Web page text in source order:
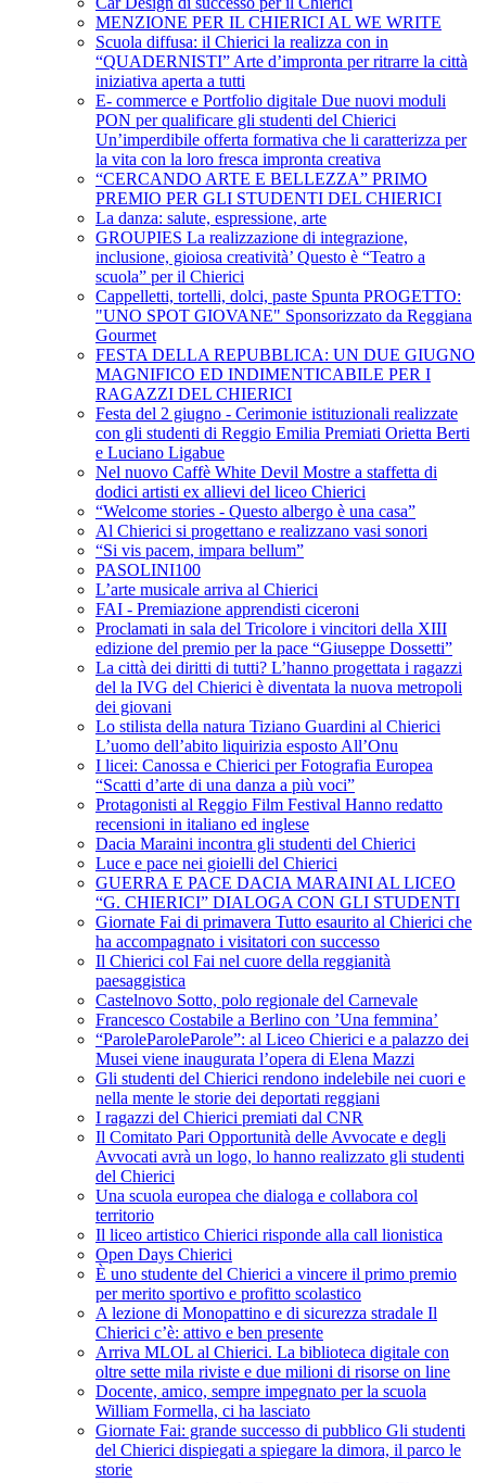
MENZIONE PER IL CHIERICI AL WE WRITE
Scuola diffusa: il Chierici la realizza con in
“QUADERNISTI” Arte d’impronta per ritrarre la città
iniziativa aperta a tutti
E- commerce e Portfolio digitale Due nuovi moduli
PON per qualificare gli studenti del Chierici
Un’imperdibile offerta formativa che li caratterizza per
la vita con la loro fresca impronta creativa
“CERCANDO ARTE E BELLEZZA” PRIMO
PREMIO PER GLI STUDENTI DEL CHIERICI
La danza: salute, espressione, arte
GROUPIES La realizzazione di integrazione,
inclusione, gioiosa creatività’ Questo è “Teatro a
scuola” per il Chierici
Cappelletti, tortelli, dolci, paste Spunta PROGETTO:
"UNO SPOT GIOVANE" Sponsorizzato da Reggiana
Gourmet
FESTA DELLA REPUBBLICA: UN DUE GIUGNO
MAGNIFICO ED INDIMENTICABILE PER I
RAGAZZI DEL CHIERICI
Festa del 2 giugno - Cerimonie istituzionali realizzate
con gli studenti di Reggio Emilia Premiati Orietta Berti
e Luciano Ligabue
Nel nuovo Caffè White Devil Mostre a staffetta di
dodici artisti ex allievi del liceo Chierici
“Welcome stories - Questo albergo è una casa”
Al Chierici si progettano e realizzano vasi sonori
“Si vis pacem, impara bellum”
PASOLINI100
L’arte musicale arriva al Chierici
FAI - Premiazione apprendisti ciceroni
Proclamati in sala del Tricolore i vincitori della XIII
edizione del premio per la pace “Giuseppe Dossetti”
La città dei diritti di tutti? L’hanno progettata i ragazzi
del la IVG del Chierici è diventata la nuova metropoli
dei giovani
Lo stilista della natura Tiziano Guardini al Chierici
L’uomo dell’abito liquirizia esposto All’Onu
I licei: Canossa e Chierici per Fotografia Europea
“Scatti d’arte di una danza a più voci”
Protagonisti al Reggio Film Festival Hanno redatto
recensioni in italiano ed inglese
Dacia Maraini incontra gli studenti del Chierici
Luce e pace nei gioielli del Chierici
GUERRA E PACE DACIA MARAINI AL LICEO
“G. CHIERICI” DIALOGA CON GLI STUDENTI
Giornate Fai di primavera Tutto esaurito al Chierici che
ha accompagnato i visitatori con successo
Il Chierici col Fai nel cuore della reggianità
paesaggistica
Castelnovo Sotto, polo regionale del Carnevale
Francesco Costabile a Berlino con ’Una femmina’
“ParoleParoleParole”: al Liceo Chierici e a palazzo dei
Musei viene inaugurata l’opera di Elena Mazzi
Gli studenti del Chierici rendono indelebile nei cuori e
nella mente le storie dei deportati reggiani
I ragazzi del Chierici premiati dal CNR
Il Comitato Pari Opportunità delle Avvocate e degli
Avvocati avrà un logo, lo hanno realizzato gli studenti
del Chierici
Una scuola europea che dialoga e collabora col
territorio
Il liceo artistico Chierici risponde alla call lionistica
Open Days Chierici
È uno studente del Chierici a vincere il primo premio
per merito sportivo e profitto scolastico
A lezione di Monopattino e di sicurezza stradale Il
Chierici c’è: attivo e ben presente
Arriva MLOL al Chierici. La biblioteca digitale con
oltre sette mila riviste e due milioni di risorse on line
Docente, amico, sempre impegnato per la scuola
William Formella, ci ha lasciato
Giornate Fai: grande successo di pubblico Gli studenti
del Chierici dispiegati a spiegare la dimora, il parco le
storie